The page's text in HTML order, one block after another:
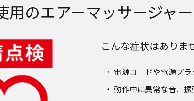
用のエアーマッサージャ
こんな症状はありま
電源コードや電源プ
動作中に異常な音、振